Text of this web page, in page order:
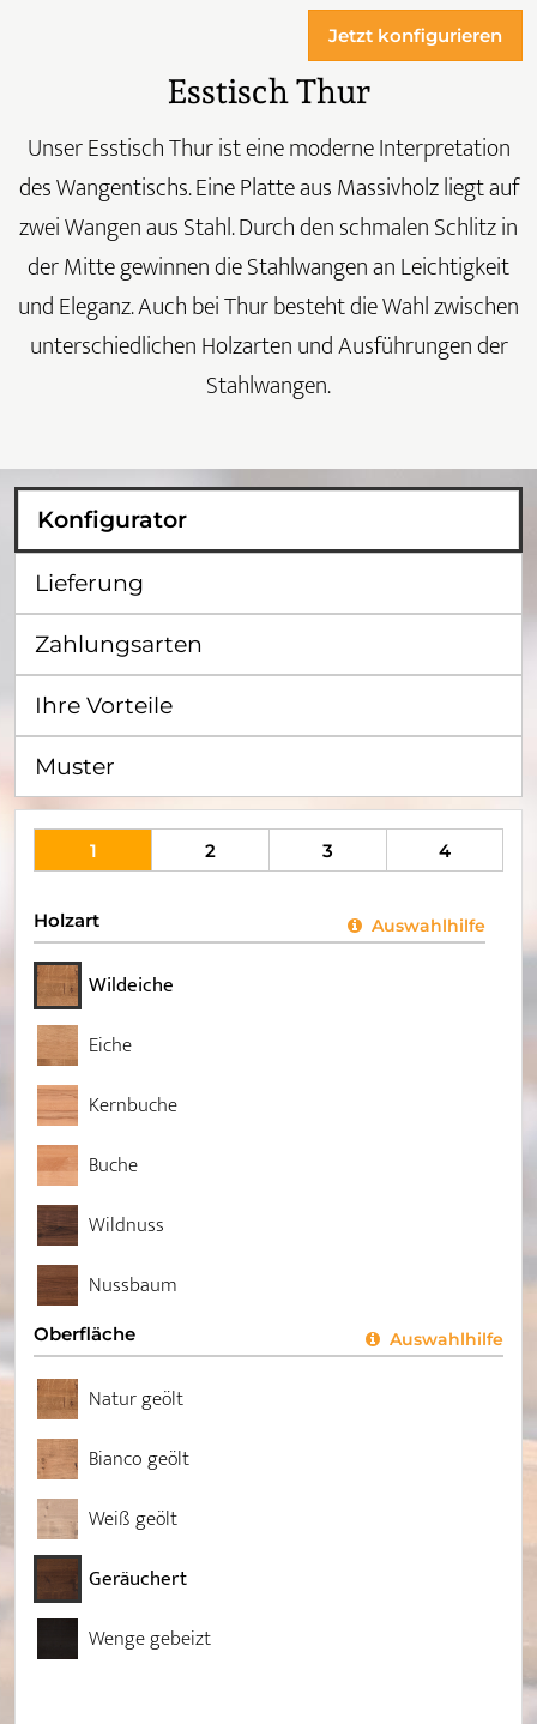
Jetzt konfigurieren
Esstisch Thur
Unser Esstisch Thur ist eine moderne Interpretation
des Wangentischs. Eine Platte aus Massivholz liegt auf
zwei Wangen aus Stahl. Durch den schmalen Schlitz in
der Mitte gewinnen die Stahlwangen an Leichtigkeit
und Eleganz. Auch bei Thur besteht die Wahl zwischen
unterschiedlichen Holzarten und Ausführungen der
Stahlwangen.
Konfigurator
Lieferung
Zahlungsarten
Ihre Vorteile
Muster
1 2 3 4
Holzart Auswahlhilfe
Wildeiche
Eiche
Kernbuche
Buche
Wildnuss
Nussbaum
Oberfläche Auswahlhilfe
Natur geölt
Bianco geölt
Weiß geölt
Geräuchert
Wenge gebeizt